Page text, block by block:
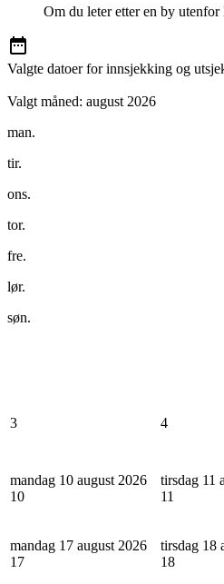
Om du leter etter en by
Valgte datoer for innsjekking og
Valgt måned: august 2026
man.
tir.
ons.
tor.
fre.
lør.
søn.
3 4
mandag 10 august 2026
10
tirsdag 11
11
mandag 17 august 2026
17
tirsdag 18
18